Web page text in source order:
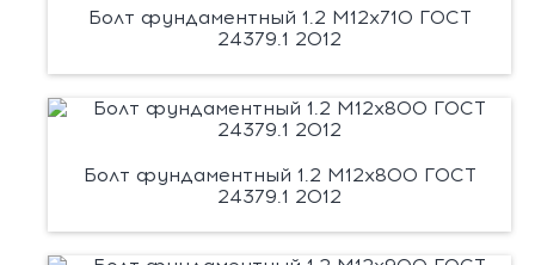
Болт фундаментный 1.2 М12х710 ГОСТ
24379.1 2012
Болт фундаментный 1.2 М12х800 ГОСТ
24379.1 2012